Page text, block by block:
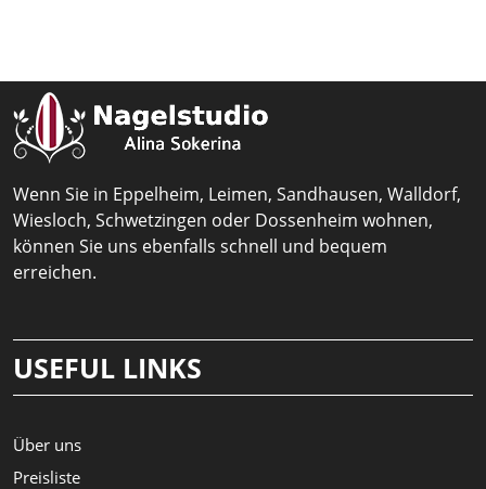
Wenn Sie in Eppelheim, Leimen, Sandhausen, Walldorf,
Wiesloch, Schwetzingen oder Dossenheim wohnen,
können Sie uns ebenfalls schnell und bequem
erreichen.
USEFUL LINKS
Über uns
Preisliste